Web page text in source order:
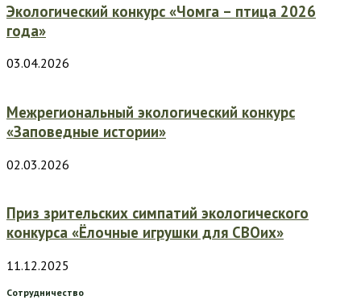
Экологический конкурс «Чомга – птица 2026
года»
03.04.2026
Межрегиональный экологический конкурс
«Заповедные истории»
02.03.2026
Приз зрительских симпатий экологического
конкурса «Ёлочные игрушки для СВОих»
11.12.2025
Сотрудничество